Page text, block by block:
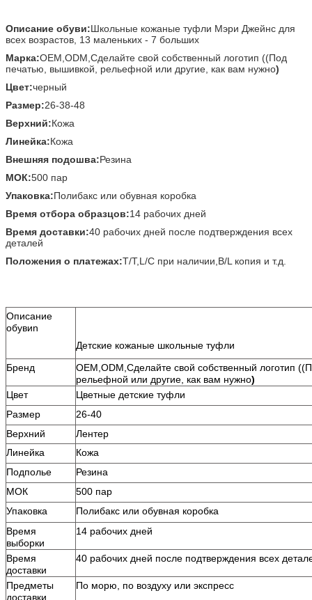
Описание обуви:Школьные кожаные туфли Мэри Джейнс для
всех возрастов, 13 маленьких - 7 больших
Марка:OEM,ODM,Сделайте свой собственный логотип ((Под
печатью, вышивкой, рельефной или другие, как вам нужно)
Цвет:черный
Размер:26-38-48
Верхний:Кожа
Линейка:Кожа
Внешняя подошва:Резина
МОК:500 пар
Упаковка:Полибакс или обувная коробка
Время отбора образцов:14 рабочих дней
Время доставки:40 рабочих дней после подтверждения всех
деталей
Положения о платежах:T/T,L/C при наличии,B/L копия и т.д.
Описание
обувиn
Детские кожаные школьные туфли
Бренд
OEM,ODM,Сделайте свой собственный логотип
рельефной или другие, как вам нужно)
Цвет
Цветные детские туфли
Размер
26-40
Верхний
Лентер
Линейка
Кожа
Подполье
Резина
МОК
500 пар
Упаковка
Полибакс или обувная коробка
Время
выборки
14 рабочих дней
Время
доставки
40 рабочих дней после подтверждения всех
Предметы
доставки
По морю, по воздуху или экспресс